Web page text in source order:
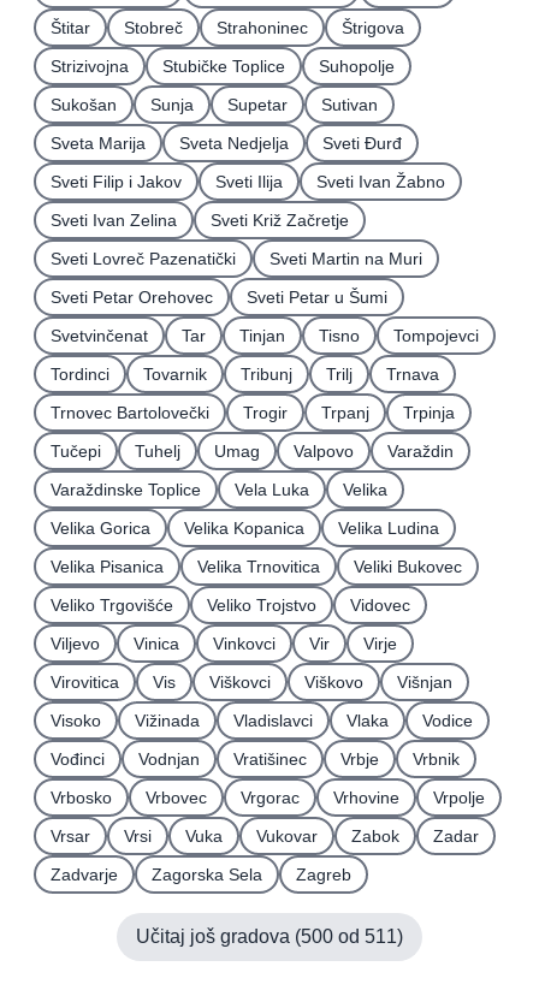
Štitar
Stobreč Strahoninec
Štrigova
Strizivojna
Stubičke Toplice
Suhopolje
Sukošan
Sunja Supetar
Sutivan
Sveta Marija
Sveta Nedjelja
Sveti Ðurđ
Sveti Filip i Jakov
Sveti Ilija
Sveti Ivan Žabno
Sveti Ivan Zelina
Sveti Križ Začretje
Sveti Lovreč Pazenatički
Sveti Martin na Muri
Sveti Petar Orehovec
Sveti Petar u Šumi
Svetvinčenat
Tar Tinjan Tisno
Tompojevci
Tordinci
Tovarnik Tribunj Trilj
Trnava
Trnovec Bartolovečki
Trogir Trpanj
Trpinja
Tučepi
Tuhelj Umag Valpovo
Varaždin
Varaždinske Toplice
Vela Luka
Velika
Velika Gorica
Velika Kopanica
Velika Ludina
Velika Pisanica
Velika Trnovitica
Veliki Bukovec
Veliko Trgovišće
Veliko Trojstvo
Vidovec
Viljevo
Vinica Vinkovci Vir
Virje
Virovitica
Vis Viškovci Viškovo
Višnjan
Visoko
Vižinada Vladislavci Vlaka
Vodice
Vođinci
Vodnjan Vratišinec Vrbje
Vrbnik
Vrbosko
Vrbovec Vrgorac Vrhovine
Vrpolje
Vrsar
Vrsi Vuka Vukovar Zabok
Zadar
Zadvarje
Zagorska Sela Zagreb
Učitaj još gradova (500 od 511)